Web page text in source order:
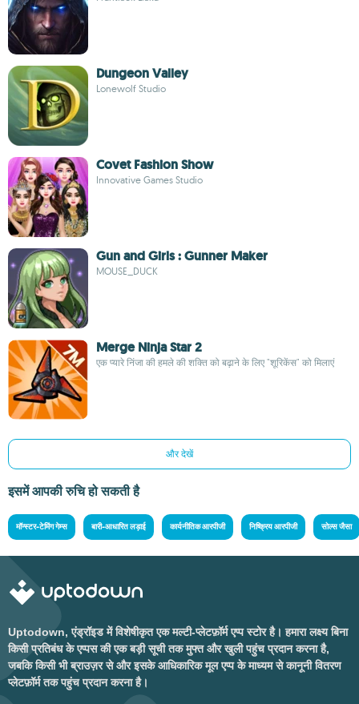
Dungeon Valley
Lonewolf Studio
Covet Fashion Show
Innovative Games Studio
Gun and Girls : Gunner Maker
MOUSE_DUCK
Merge Ninja Star 2
एक प्यारे निंजा की हमले की शक्ति को बढ़ाने के लिए "शूरिकेंस" को मिलाएं
और देखें
इसमें आपकी रुचि हो सकती है
मॉन्स्टर-टेमिंग गेम्स बारी-आधारित लड़ाई कार्यनीतिक आरपीजी निष्क्रिय आरपीजी सोल्स जैसा
Uptodown, एंड्रॉइड में विशेषीकृत एक मल्टी-प्लेटफ़ॉर्म एप्प स्टोर है। हमारा लक्ष्य बिना
किसी प्रतिबंध के एप्पस की एक बड़ी सूची तक मुफ्त और खुली पहुंच प्रदान करना है,
जबकि किसी भी ब्राउज़र से और इसके आधिकारिक मूल एप्प के माध्यम से कानूनी वितरण
प्लेटफ़ॉर्म तक पहुंच प्रदान करना है।